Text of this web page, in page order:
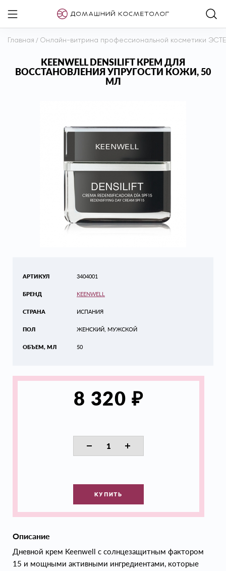
Главная / Онлайн-витрина профессиональной косметики
KEENWELL DENSILIFT КРЕМ ДЛЯ
ВОССТАНОВЛЕНИЯ УПРУГОСТИ КОЖИ, 50
МЛ
АРТИКУЛ
БРЕНД
СТРАНА
ПОЛ
ОБЪЕМ, МЛ
3404001
KEENWELL
ИСПАНИЯ
ЖЕНСКИЙ, МУЖСКОЙ
50
8 320 ₽
КУПИТЬ
Описание
Дневной крем Keenwell с солнцезащитным фактором
15 и мощными активными ингредиентами, которые